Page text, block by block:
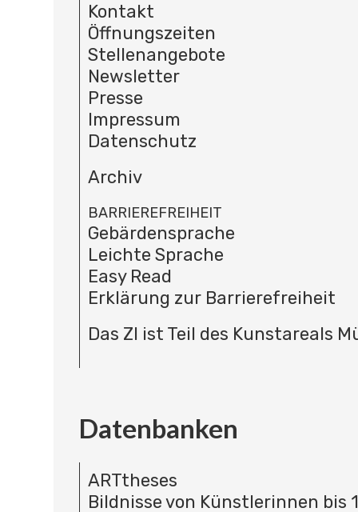
Kontakt
Öffnungszeiten
Stellenangebote
Newsletter
Presse
Impressum
Datenschutz
Archiv
BARRIEREFREIHEIT
Gebärdensprache
Leichte Sprache
Easy Read
Erklärung zur Barrierefreiheit
Das ZI ist Teil des Kunstareals
Datenbanken
ARTtheses
Bildnisse von Künstlerinnen bis